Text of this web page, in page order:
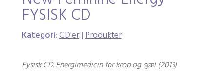
FYSISK CD
Kategori:CD'er|Produkter
Fysisk CD. Energimedicin for krop og sjæl (2013)